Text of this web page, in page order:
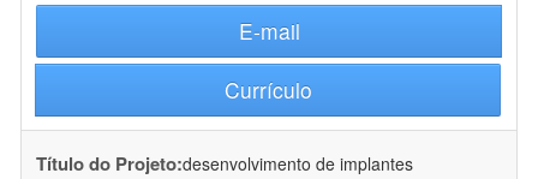
E-mail
Currículo
Título do Projeto:desenvolvimento de implantes